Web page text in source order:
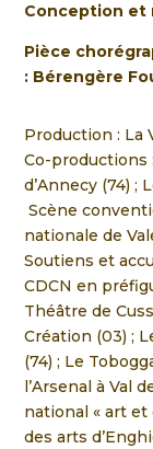
Conception et
Pièce
: Bérengère
Production : La
Co-productions
d’Annecy (74) ;
Scène
nationale de
Soutiens et
CDCN en
Théâtre de
Création (03) ;
(74) ; Le
l’Arsenal à Val
national « art et
des arts